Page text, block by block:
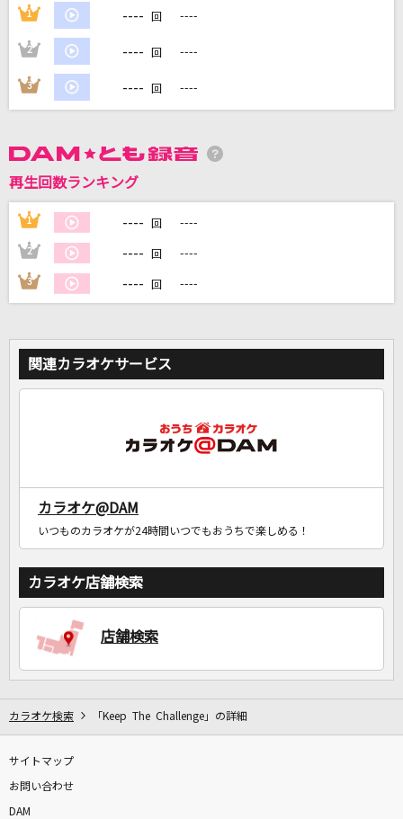
カラオケ最新情報をチェック！
DAMに会員登録・ログインして
カラオケをもっと楽しもう！
家族や友達と一緒に！練習にも！
1 ---- 回 ----
2 ---- 回 ----
3 ---- 回 ----
再生回数ランキング
1 ---- 回 ----
2 ---- 回 ----
3 ---- 回 ----
関連カラオケサービス
カラオケ@DAM
いつものカラオケが24時間いつでもおうちで楽しめる！
カラオケ店舗検索
店舗検索
カラオケ検索 「Keep The Challenge」の詳細
サイトマップ
お問い合わせ
DAM